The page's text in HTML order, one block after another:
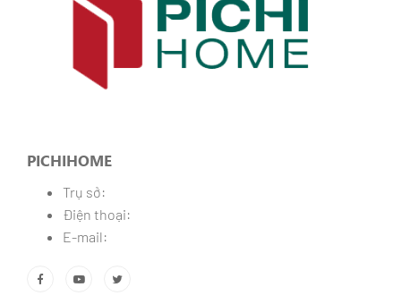
PICHIHOME
Trụ sở:
Điện thoại:
E-mail: